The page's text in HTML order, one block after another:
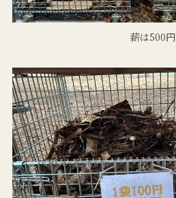
薪は500円